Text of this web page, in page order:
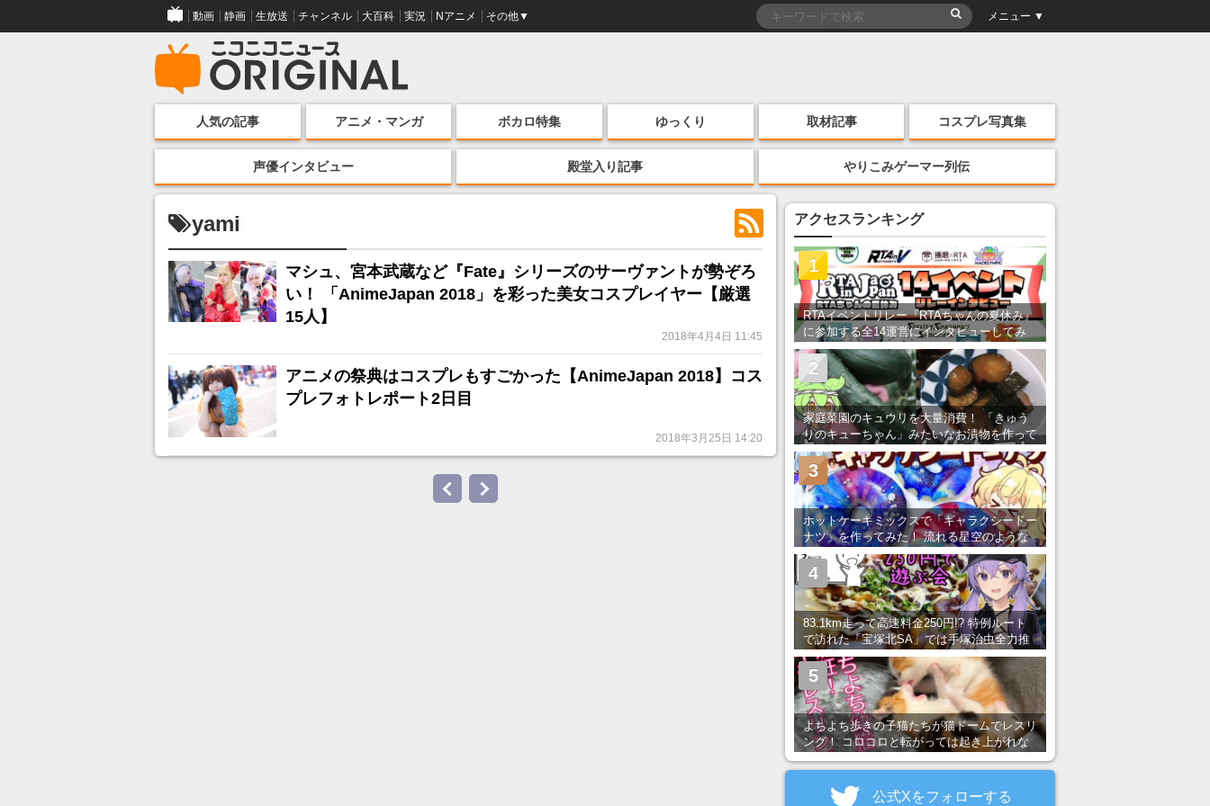
動画 静画 生放送 チャンネル 大百科 実況 Nアニメ その他▼ メニュー ▼
人気の記事 アニメ・マンガ ボカロ特集 ゆっくり 取材記事 コスプレ写真集
声優インタビュー 殿堂入り記事 やりこみゲーマー列伝
yami
マシュ、宮本武蔵など『Fate』シリーズのサーヴァントが勢ぞろ
い！ 「AnimeJapan 2018」を彩った美女コスプレイヤー【厳選
15人】
2018年4月4日 11:45
アニメの祭典はコスプレもすごかった【AnimeJapan 2018】コス
プレフォトレポート2日目
2018年3月25日 14:20
アクセスランキング
RTAイベントリレー『RTAちゃんの夏休み』
に参加する全14運営にインタビューしてみ
た！ 「RTA in Japan」のチャンネルの貸し
出しを利用し8/9から1週間にわたって開催
1
家庭菜園のキュウリを大量消費！ 「きゅう
りのキューちゃん」みたいなお漬物を作って
みた
2
ホットケーキミックスで「ギャラクシードー
ナツ」を作ってみた！ 流れる星空のような
レンチン・レシピを紹介
3
83.1km走って高速料金250円!? 特例ルート
で訪れた「宝塚北SA」では手塚治虫全力推
し＆関西グルメが楽しめる！
4
よちよち歩きの子猫たちが猫ドームでレスリ
ング！ コロコロと転がっては起き上がれな
い姿が可愛すぎる
5
公式Xをフォローする